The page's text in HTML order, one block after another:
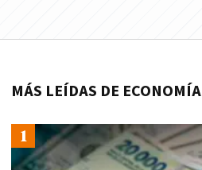
MÁS LEÍDAS DE ECONOMÍA